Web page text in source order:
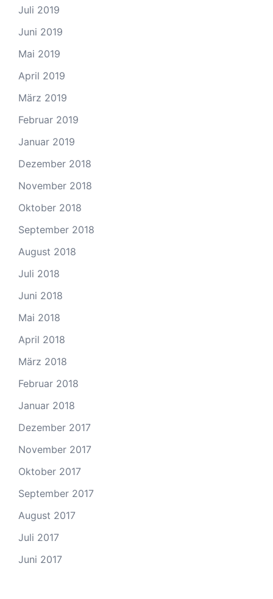
Juli 2019
Juni 2019
Mai 2019
April 2019
März 2019
Februar 2019
Januar 2019
Dezember 2018
November 2018
Oktober 2018
September 2018
August 2018
Juli 2018
Juni 2018
Mai 2018
April 2018
März 2018
Februar 2018
Januar 2018
Dezember 2017
November 2017
Oktober 2017
September 2017
August 2017
Juli 2017
Juni 2017